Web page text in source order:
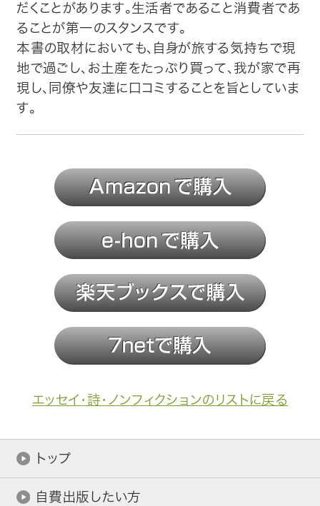
だくことがあります。生活者であること消費者であ
ることが第一のスタンスです。
本書の取材においても、自身が旅する気持ちで現
地で過ごし、お土産をたっぷり買って、我が家で再
現し、同僚や友達に口コミすることを旨としていま
す。
エッセイ・詩・ノンフィクションのリストに戻る
トップ
自費出版したい方